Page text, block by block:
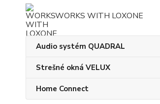
WORKS WITH LOXONE
Audio systém QUADRAL
Strešné okná VELUX
Home Connect